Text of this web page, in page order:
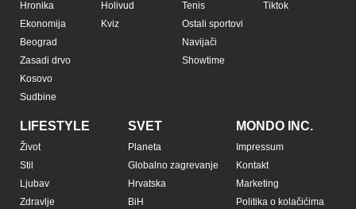
Hronika
Ekonomija
Beograd
Zasadi drvo
Kosovo
Sudbine
Holivud
Kviz
Tenis
Ostali sportovi
Navijači
Showtime
Tiktok
LIFESTYLE
Život
Stil
Ljubav
Zdravlje
SVET
Planeta
Globalno zagrevanje
Hrvatska
BiH
MONDO INC.
Impressum
Kontakt
Marketing
Politika o kolačićima